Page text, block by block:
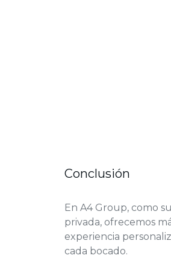
Conclusión
En A4 Group, como
privada, ofrecemos
experiencia
cada bocado.